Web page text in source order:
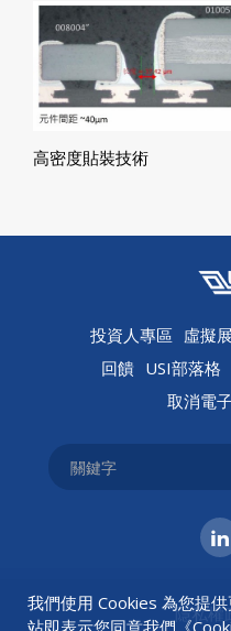
高密度貼裝技術
投資人專區 虛擬
回饋 USI部落格
取消電
隱私權
我們使用 Cookies 為您提
站即表示您同意我們《